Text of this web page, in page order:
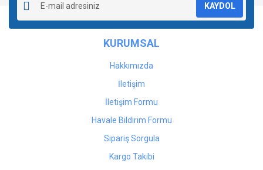
KAYDOL
KURUMSAL
Hakkımızda
İletişim
İletişim Formu
Havale Bildirim Formu
Sipariş Sorgula
Kargo Takibi